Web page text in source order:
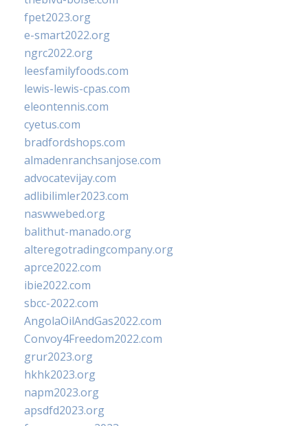
fpet2023.org
e-smart2022.org
ngrc2022.org
leesfamilyfoods.com
lewis-lewis-cpas.com
eleontennis.com
cyetus.com
bradfordshops.com
almadenranchsanjose.com
advocatevijay.com
adlibilimler2023.com
naswwebed.org
balithut-manado.org
alteregotradingcompany.org
aprce2022.com
ibie2022.com
sbcc-2022.com
AngolaOilAndGas2022.com
Convoy4Freedom2022.com
grur2023.org
hkhk2023.org
napm2023.org
apsdfd2023.org